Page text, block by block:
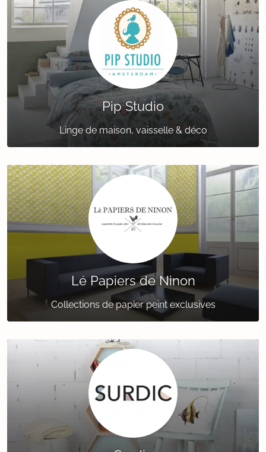
Pip Studio
Linge de maison, vaisselle & déco
Lé Papiers de Ninon
Collections de papier peint exclusives